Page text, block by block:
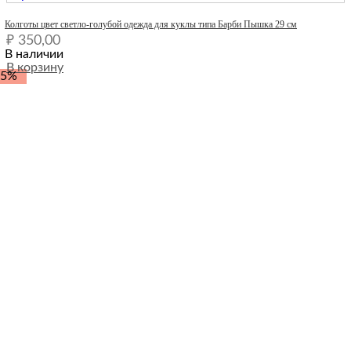
Колготы цвет светло-голубой одежда для куклы типа Барби Пышка 29 см
₽ 350,00
В наличии
В корзину